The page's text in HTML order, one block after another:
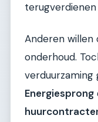
Anderen
onderhoud.
Energiesprong